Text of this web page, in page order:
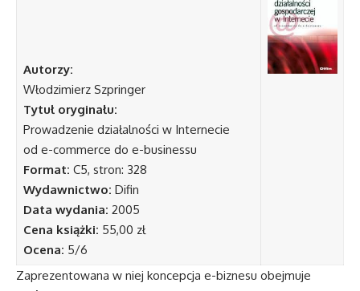
Autorzy:
Włodzimierz Szpringer
Tytuł oryginału:
Prowadzenie działalności w Internecie
od e-commerce do e-businessu
Format: C5, stron: 328
Wydawnictwo: Difin
Data wydania: 2005
Cena książki: 55,00 zł
Ocena: 5/6
Zaprezentowana w niej koncepcja e-biznesu obejmuje